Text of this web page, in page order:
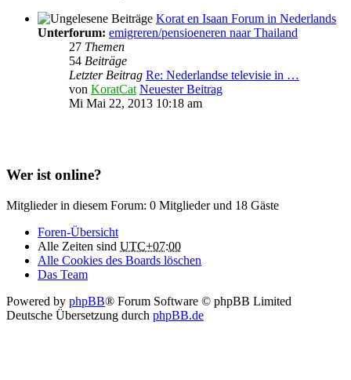
Korat en Isaan Forum in Nederlands
Unterforum: emigreren/pensioeneren naar Thailand
27 Themen
54 Beiträge
Letzter Beitrag Re: Nederlandse televisie in …
von KoratCat Neuester Beitrag
Mi Mai 22, 2013 10:18 am
Wer ist online?
Mitglieder in diesem Forum: 0 Mitglieder und 18 Gäste
Foren-Übersicht
Alle Zeiten sind UTC+07:00
Alle Cookies des Boards löschen
Das Team
Powered by phpBB® Forum Software © phpBB Limited
Deutsche Übersetzung durch phpBB.de